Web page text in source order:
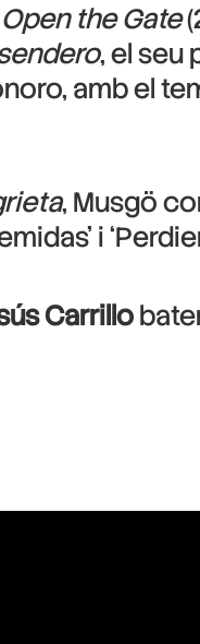
Open the Gate
, el seu
amb el
, Musgö
i
Carrillo